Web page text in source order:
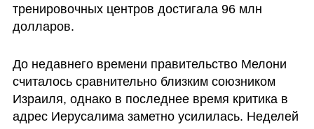
тренировочных центров достигала 96 млн
долларов.
До недавнего времени правительство Мелони
считалось сравнительно близким союзником
Израиля, однако в последнее время критика в
адрес Иерусалима заметно усилилась. Неделей